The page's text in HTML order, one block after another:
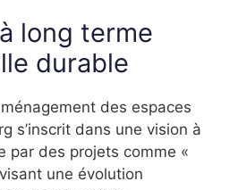
long terme
durable
des espaces
s’inscrit dans une vision à
par des projets comme «
une évolution